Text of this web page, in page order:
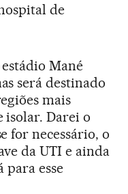
de
Mané
será destinado
mais
isolar. Darei o
for necessário, o
da UTI e ainda
esse